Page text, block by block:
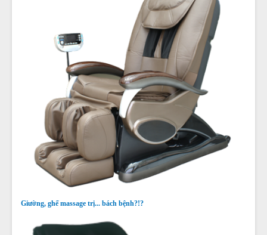
Giường, ghế massage trị... bách bệnh?!?